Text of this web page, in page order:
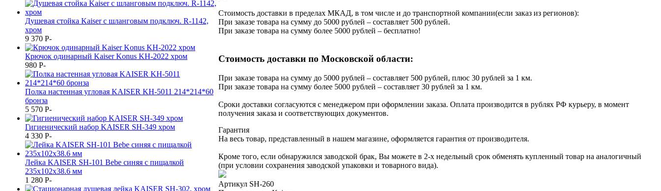
Душевая стойка Kaiser с шланговым подключ. R-1142,
хром
9 370 P-
Крючок одинарный Kaiser Konus KH-2022 хром
980 P-
Полка настенная угловая KAISER KH-5011 214*214*60
бронза
5 570 P-
Гигиенический набор KAISER SH-349 хром
4 330 P-
Лейка KAISER SH-101 Bebe синяя с пищалкой
235х102х38.6 мм
1 280 P-
Стоимость доставки в пределах МКАД, в том числе и до транспортной компании(если заказ из регионов):
При заказе товара на сумму до 5000 рублей – составляет 500 рублей.
При заказе товара на сумму более 5000 рублей – бесплатно!
Стоимость доставки по Московской области:
При заказе товара на сумму до 5000 рублей – составляет 500 рублей, плюс 30 рублей за 1 км.
При заказе товара на сумму более 5000 рублей – составляет 30 рублей за 1 км.
Сроки доставки согласуются с менеджером при оформлении заказа. Оплата производится в рублях РФ курьеру, в момент
получения заказа и соответствующих документов.
Гарантия
На весь товар, представленный в нашем магазине, оформляется гарантия от производителя.
Кроме того, если обнаружился заводской брак, Вы можете в 2-х недельный срок обменять купленный товар на аналогичный
(при условии сохранения заводской упаковки и товарного вида).
Артикул SH-260